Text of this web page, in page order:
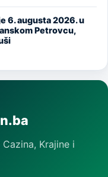
6. augusta 2026. u
Petrovcu,
Krajine i